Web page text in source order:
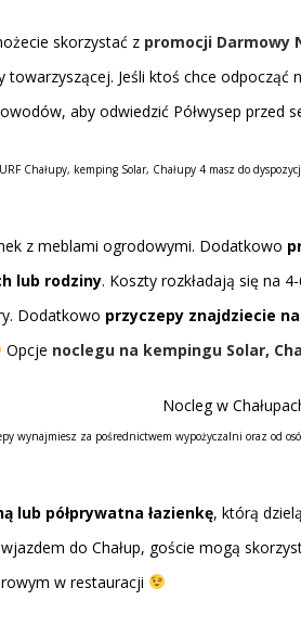
skorzystać z promocji Darmowy
Jeśli ktoś chce
aby odwiedzić Półwysep przed
Chałupy, kemping Solar, Chałupy 4 masz do
z meblami ogrodowymi. Dodatkowo
lub rodziny. Koszty rozkładają się na
Dodatkowo przyczepy znajdziecie
Opcje noclegu na kempingu Solar,
wynajmiesz za pośrednictwem wypożyczalni oraz od
lub półprywatna łazienkę, którą
do Chałup, goście mogą
w restauracji